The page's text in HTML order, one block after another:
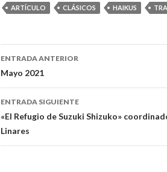
ARTÍCULO CLÁSICOS HAIKUS
Navegación
de
entradas
ENTRADA ANTERIOR
Mayo 2021
ENTRADA SIGUIENTE
«El Refugio de Suzuki Shizuko»
Linares